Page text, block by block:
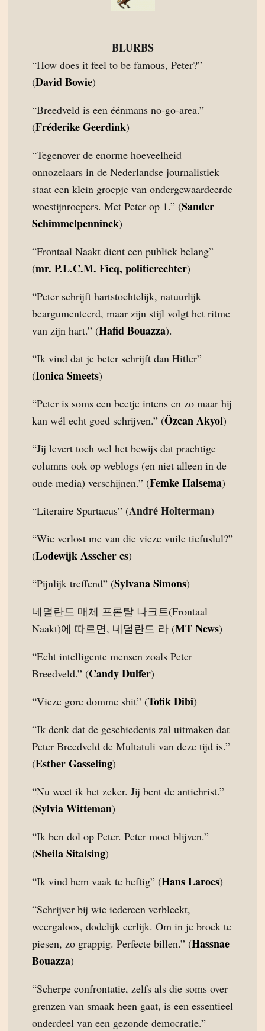
BLURBS
“How does it feel to be famous, Peter?”
(David Bowie)
“Breedveld is een éénmans no-go-area.”
(Fréderike Geerdink)
“Tegenover de enorme hoeveelheid
onnozelaars in de Nederlandse journalistiek
staat een klein groepje van ondergewaardeerde
woestijnroepers. Met Peter op 1.” (Sander
Schimmelpenninck)
“Frontaal Naakt dient een publiek belang”
(mr. P.L.C.M. Ficq, politierechter)
“Peter schrijft hartstochtelijk, natuurlijk
beargumenteerd, maar zijn stijl volgt het ritme
van zijn hart.” (Hafid Bouazza).
“Ik vind dat je beter schrijft dan Hitler”
(Ionica Smeets)
“Peter is soms een beetje intens en zo maar hij
kan wél echt goed schrijven.” (Özcan Akyol)
“Jij levert toch wel het bewijs dat prachtige
columns ook op weblogs (en niet alleen in de
oude media) verschijnen.” (Femke Halsema)
“Literaire Spartacus” (André Holterman)
“Wie verlost me van die vieze vuile tiefuslul?”
(Lodewijk Asscher cs)
“Pijnlijk treffend” (Sylvana Simons)
네덜란드 매체 프론탈 나크트(Frontaal
Naakt)에 따르면, 네덜란드 라 (MT News)
“Echt intelligente mensen zoals Peter
Breedveld.” (Candy Dulfer)
“Vieze gore domme shit” (Tofik Dibi)
“Ik denk dat de geschiedenis zal uitmaken dat
Peter Breedveld de Multatuli van deze tijd is.”
(Esther Gasseling)
“Nu weet ik het zeker. Jij bent de antichrist.”
(Sylvia Witteman)
“Ik ben dol op Peter. Peter moet blijven.”
(Sheila Sitalsing)
“Ik vind hem vaak te heftig” (Hans Laroes)
“Schrijver bij wie iedereen verbleekt,
weergaloos, dodelijk eerlijk. Om in je broek te
piesen, zo grappig. Perfecte billen.” (Hassnae
Bouazza)
“Scherpe confrontatie, zelfs als die soms over
grenzen van smaak heen gaat, is een essentieel
onderdeel van een gezonde democratie.”